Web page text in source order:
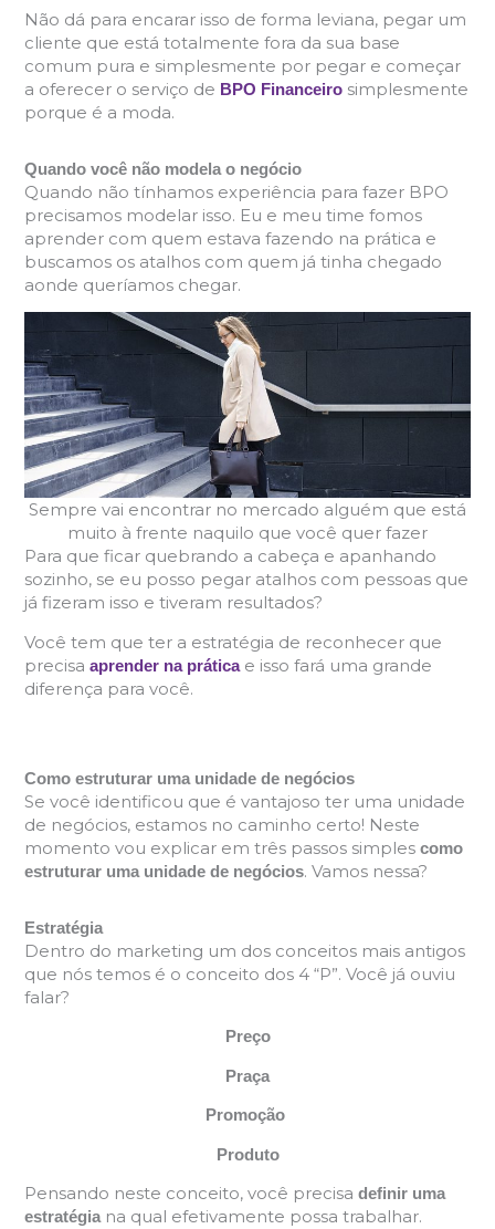
Não dá para encarar isso de forma leviana, pegar um
cliente que está totalmente fora da sua base
comum pura e simplesmente por pegar e começar
a oferecer o serviço de BPO Financeirosimplesmente
porque é a moda.
Quando você não modela o negócio
Quando não tínhamos experiência para fazer BPO
precisamos modelar isso. Eu e meu time fomos
aprender com quem estava fazendo na prática e
buscamos os atalhos com quem já tinha chegado
aonde queríamos chegar.
Sempre vai encontrar no mercado alguém que está
muito à frente naquilo que você quer fazer
Para que ficar quebrando a cabeça e apanhando
sozinho, se eu posso pegar atalhos com pessoas que
já fizeram isso e tiveram resultados?
Você tem que ter a estratégia de reconhecer que
precisa aprender na práticae isso fará uma grande
diferença para você.
Como estruturar uma unidade de negócios
Se você identificou que é vantajoso ter uma unidade
de negócios, estamos no caminho certo! Neste
momento vou explicar em três passos simples como
estruturar uma unidade de negócios. Vamos nessa?
Estratégia
Dentro do marketing um dos conceitos mais antigos
que nós temos é o conceito dos 4 “P”. Você já ouviu
falar?
Preço
Praça
Promoção
Produto
Pensando neste conceito, você precisa definir uma
estratégia na qual efetivamente possa trabalhar.